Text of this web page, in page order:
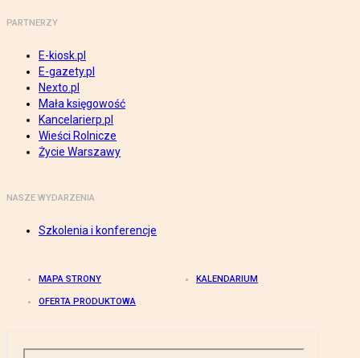
PARTNERZY
E-kiosk.pl
E-gazety.pl
Nexto.pl
Mała księgowość
Kancelarierp.pl
Wieści Rolnicze
Życie Warszawy
NASZE WYDARZENIA
Szkolenia i konferencje
MAPA STRONY KALENDARIUM
OFERTA PRODUKTOWA